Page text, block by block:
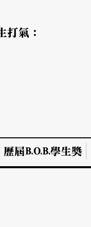
打氣：
歷屆B.O.B.學生獎